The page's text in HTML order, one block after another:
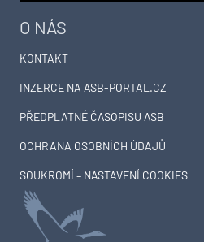
O NÁS
KONTAKT
INZERCE NA ASB-PORTAL.CZ
PŘEDPLATNÉ ČASOPISU ASB
OCHRANA OSOBNÍCH ÚDAJŮ
SOUKROMÍ – NASTAVENÍ COOKIES